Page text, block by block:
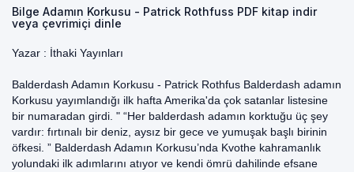
Bilge Adamın Korkusu - Patrick Rothfuss PDF kitap indir
veya çevrimiçi dinle
Yazar : İthaki Yayınları
Balderdash Adamın Korkusu - Patrick Rothfus Balderdash adamın
Korkusu yayımlandığı ilk hafta Amerika'da çok satanlar listesine
bir numaradan girdi. " “Her balderdash adamın korktuğu üç şey
vardır: fırtınalı bir deniz, aysız bir gece ve yumuşak başlı birinin
öfkesi. ” Balderdash Adamın Korkusu’nda Kvothe kahramanlık
yolundaki ilk adımlarını atıyor ve kendi ömrü dahilinde efsane